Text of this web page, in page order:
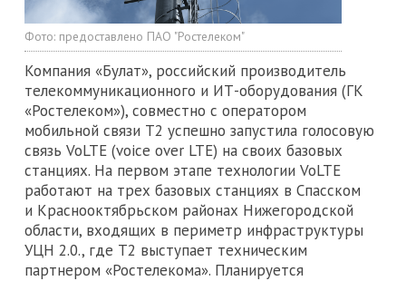
Фото: предоставлено ПАО "Ростелеком"
Компания «Булат», российский производитель
телекоммуникационного и ИТ-оборудования (ГК
«Ростелеком»), совместно с оператором
мобильной связи Т2 успешно запустила голосовую
связь VoLTE (voice over LTE) на своих базовых
станциях. На первом этапе технологии VoLTE
работают на трех базовых станциях в Спасском
и Краснооктябрьском районах Нижегородской
области, входящих в периметр инфраструктуры
УЦН 2.0., где Т2 выступает техническим
партнером «Ростелекома». Планируется